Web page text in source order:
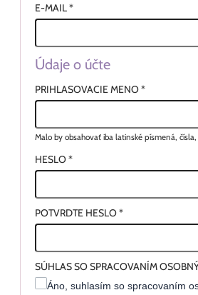
E-MAIL*
Údaje o účte
PRIHLASOVACIE MENO*
Malo by obsahovať iba latinské písmená,
HESLO*
POTVRDTE HESLO*
SÚHLAS SO SPRACOVANÍM
Áno, suhlasím so spracovaním